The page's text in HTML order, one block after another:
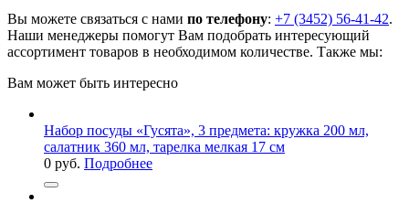
Вы можете связаться с нами по телефону: +7 (3452) 56-41-42.
Наши менеджеры помогут Вам подобрать интересующий
ассортимент товаров в необходимом количестве. Также мы:
Вам может быть интересно
Набор посуды «Гусята», 3 предмета: кружка 200 мл,
салатник 360 мл, тарелка мелкая 17 см
0 руб. Подробнее